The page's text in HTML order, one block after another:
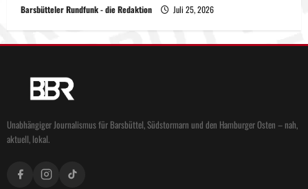
Barsbütteler Rundfunk - die Redaktion Juli 25, 2026
Unabhängiger Journalismus für Barsbüttel, Südstormarn und den Hamburger Osten – nah,
aktuell, lokal.